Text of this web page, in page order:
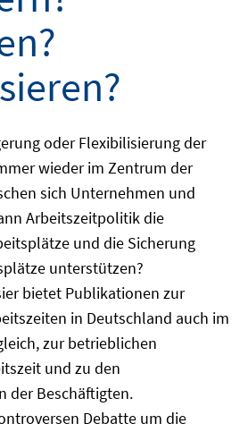
oder Flexibilisierung der
wieder im Zentrum der
sich Unternehmen und
Arbeitszeitpolitik die
und die Sicherung
unterstützen?
bietet Publikationen zur
in Deutschland auch im
zur betrieblichen
und zu den
der Beschäftigten.
Debatte um die